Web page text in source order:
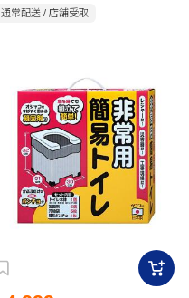
通常配送 / 店舗受取